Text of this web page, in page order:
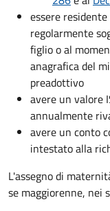
essere
regolarmente
figlio o al
anagrafica del
preadottivo
avere un valore
annualmente
avere un conto
intestato alla
L'assegno di
se maggiorenne, nei